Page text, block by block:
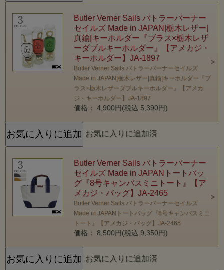
Butler Verner Sails バトラーバーナー
セイルズ Made in JAPAN|栃木レザー|
真鍮|キーホルダー『ブラス×栃木レザ
ーダブルキーホルダー』【アメカジ・
キーホルダー】JA-1897
Butler Verner Sails バトラーバーナーセイルズ
Made in JAPAN|栃木レザー|真鍮|キーホルダー『ブ
ラス×栃木レザーダブルキーホルダー』【アメカ
ジ・キーホルダー】JA-1897
価格： 4,900円(税込 5,390円)
お気に入りに追加済
Butler Verner Sails バトラーバーナー
セイルズ Made in JAPANトートバッ
グ『8号キャンバスミニトート』【ア
メカジ・バッグ】JA-2465
Butler Verner Sails バトラーバーナーセイルズ
Made in JAPANトートバッグ『8号キャンバスミニ
トート』【アメカジ・バッグ】JA-2465
価格： 8,500円(税込 9,350円)
お気に入りに追加済